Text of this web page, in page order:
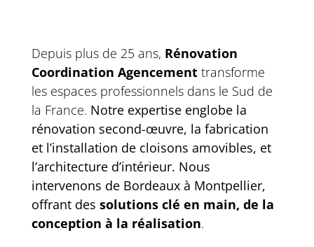
Depuis plus de 25 ans, Rénovation
Coordination Agencementtransforme
les espaces professionnels dans le Sud de
la France. Notre expertise englobe la
rénovation second-œuvre, la fabrication
et l’installation de cloisons amovibles, et
l’architecture d’intérieur. Nous
intervenons de Bordeaux à Montpellier,
offrant des solutions clé en main, de la
conception à la réalisation.